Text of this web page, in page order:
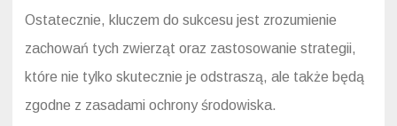
Ostatecznie, kluczem do sukcesu jest zrozumienie
zachowań tych zwierząt oraz zastosowanie strategii,
które nie tylko skutecznie je odstraszą, ale także będą
zgodne z zasadami ochrony środowiska.